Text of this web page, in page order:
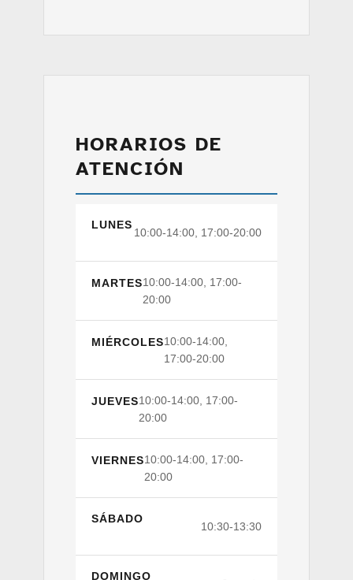
HORARIOS DE
ATENCIÓN
LUNES
10:00-14:00, 17:00-20:00
MARTES10:00-14:00, 17:00-
20:00
MIÉRCOLES10:00-14:00,
17:00-20:00
JUEVES10:00-14:00, 17:00-
20:00
VIERNES10:00-14:00, 17:00-
20:00
SÁBADO
10:30-13:30
DOMINGO